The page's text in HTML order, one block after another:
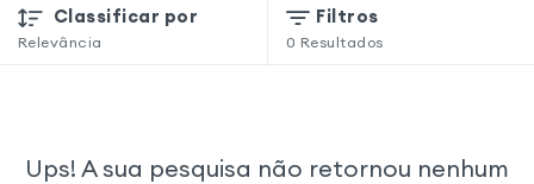
Classificar por
Relevância
Filtros
0 Resultados
Ups! A sua pesquisa não retornou nenhum